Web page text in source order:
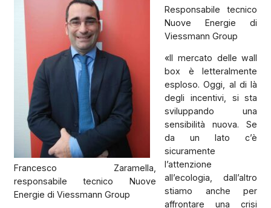
Francesco Zaramella,
responsabile tecnico Nuove
Energie di Viessmann Group
Responsabile tecnico
Nuove Energie di
Viessmann Group
«Il mercato delle wall
box è letteralmente
esploso. Oggi, al di là
degli incentivi, si sta
sviluppando una
sensibilità nuova. Se
da un lato c’è
sicuramente
l’attenzione
all’ecologia, dall’altro
stiamo anche per
affrontare una crisi